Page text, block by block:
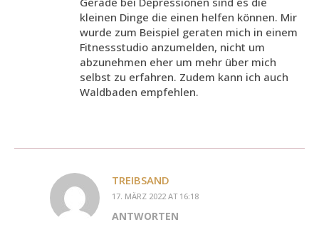
kleinen Dinge die einen helfen können. Mir
wurde zum Beispiel geraten mich in einem
Fitnessstudio anzumelden, nicht um
abzunehmen eher um mehr über mich
selbst zu erfahren. Zudem kann ich auch
Waldbaden empfehlen.
TREIBSAND
17. MÄRZ 2022 AT 16:18
ANTWORTEN